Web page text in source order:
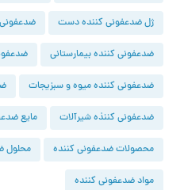
ژل ضدعفونی کننده دست
ضدعفونی کننده بیمارستانی
ضدعفونی کننده میوه و سبزیجات
ضدعفونی کننذه شیرآلات مایع
محصولات ضدعفونی کننده محلول
مواد ضدعفونی کننده